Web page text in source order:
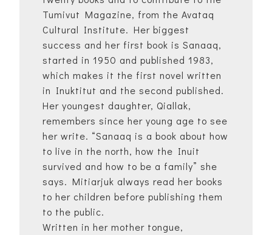
Tumivut Magazine, from the Avataq
Cultural Institute. Her biggest
success and her first book is Sanaaq,
started in 1950 and published 1983,
which makes it the first novel written
in Inuktitut and the second published.
Her youngest daughter, Qiallak,
remembers since her young age to see
her write. “Sanaaq is a book about how
to live in the north, how the Inuit
survived and how to be a family” she
says. Mitiarjuk always read her books
to her children before publishing them
to the public.
Written in her mother tongue,